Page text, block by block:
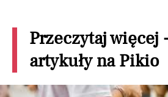
Przeczytaj więcej
artykuły na Pikio